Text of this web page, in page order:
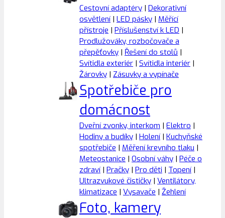
Cestovní adaptéry | Dekorativní
osvětlení| LED pásky | Měřící
přístroje | Příslušenství k LED |
Prodlužováky, rozbočovače a
přepěťovky | Řešení do stolů |
Svítidla exteriér | Svítidla interiér |
Žárovky | Zásuvky a vypínače
Spotřebiče pro
domácnost
Dveřní zvonky, interkom | Elektro |
Hodiny a budíky | Holení| Kuchyňské
spotřebiče | Měření krevního tlaku |
Meteostanice | Osobní váhy | Péče o
zdraví| Pračky | Pro děti | Topení|
Ultrazvukové čističky | Ventilátory,
klimatizace | Vysavače | Žehlení
Foto, kamery